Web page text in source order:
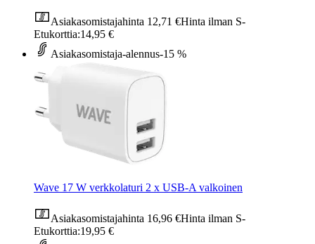
Asiakasomistajahinta 12,71 €Hinta ilman S-
Etukorttia:14,95 €
Asiakasomistaja-alennus-15 %
Wave 17 W verkkolaturi 2 x USB-A valkoinen
Asiakasomistajahinta 16,96 €Hinta ilman S-
Etukorttia:19,95 €